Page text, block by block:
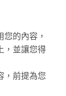
的內容，
，並讓您得
，前提為您